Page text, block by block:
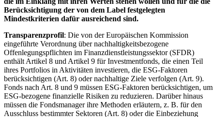
Berücksichtigung der von dem Label festgelegten
Mindestkriterien dafür ausreichend sind.
Transparenzprofil: Die von der Europäischen Kommission
eingeführte Verordnung über nachhaltigkeitsbezogene
Offenlegungspflichten im Finanzdienstleistungssektor (SFDR)
enthält Artikel 8 und Artikel 9 für Investmentfonds, die einen Teil
ihres Portfolios in Aktivitäten investieren, die ESG-Faktoren
berücksichtigen (Art. 8) oder nachhaltige Ziele verfolgen (Art. 9).
Fonds nach Art. 8 und 9 müssen ESG-Faktoren berücksichtigen, um
ESG-bezogene finanzielle Risiken zu reduzieren. Darüber hinaus
müssen die Fondsmanager ihre Methoden erläutern, z. B. für den
Ausschluss bestimmter Sektoren (Art. 8) oder die Einbeziehung